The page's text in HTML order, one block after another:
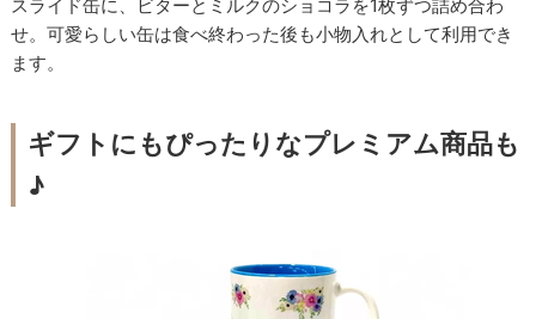
スライド缶に、ビターとミルクのショコラを1枚ずつ詰め合わ
せ。可愛らしい缶は食べ終わった後も小物入れとして利用でき
ます。
ギフトにもぴったりなプレミアム商品も
♪